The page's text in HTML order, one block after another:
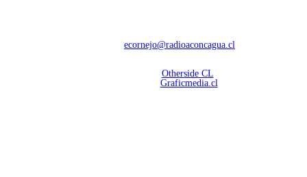
ecornejo@radioaconcagua.cl
Otherside CL
Graficmedia.cl